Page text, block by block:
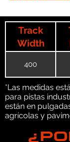
Track
Width
400
*Las medidas
para pistas
están en
agrícolas y